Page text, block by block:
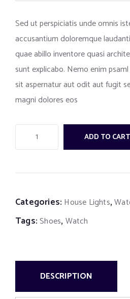
Sed ut perspiciatis unde omnis
accusantium doloremque
quae abillo inventore quasi
sunt explicabo. Nemo enim
sit aspernatur aut odit aut fugit
magni dolores eos
ADD TO CART
Categories: House Lights,
Tags:Shoes, Watch
DESCRIPTION